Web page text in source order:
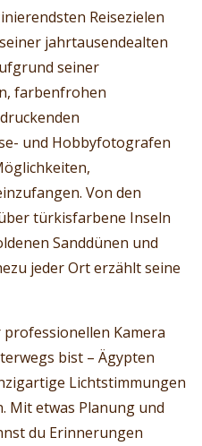
Reisezielen
jahrtausendealten
seiner
farbenfrohen
und Hobbyfotografen
Von den
türkisfarbene Inseln
Sanddünen und
jeder Ort erzählt seine
Kamera
bist – Ägypten
Lichtstimmungen
Mit etwas Planung und
du Erinnerungen